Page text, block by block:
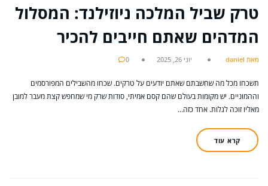
טרק שביל המלכה ניוזילנד: המסלול
המדהים שאתם חייבים להכיר
מאת daniel יוני 26, 2025 0
תשכחו מכל מה שחשבתם שאתם יודעים על טרקים. שכחו מהשבילים המפורסמים
וההמוניים. יש מקומות בעולם שהם קסם אמיתי, סודות שרק מי שמחפש קצת מעבר למובן
מאליו זוכה לגלות. אחד כזה…
קרא עוד